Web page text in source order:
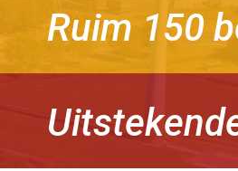
Ruim 150